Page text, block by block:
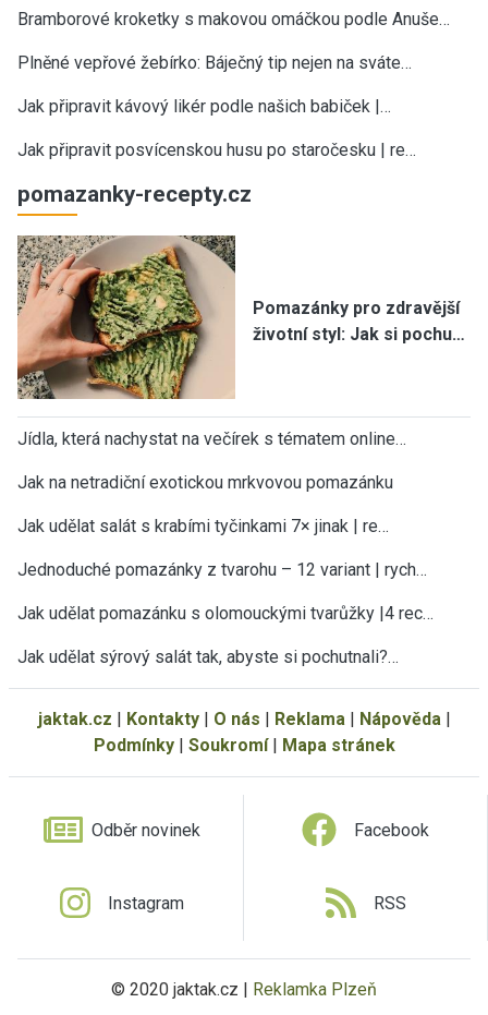
Bramborové kroketky s makovou omáčkou podle Anuše…
Plněné vepřové žebírko: Báječný tip nejen na sváte…
Jak připravit kávový likér podle našich babiček |…
Jak připravit posvícenskou husu po staročesku | re…
pomazanky-recepty.cz
Pomazánky pro zdravější
životní styl: Jak si pochu…
Jídla, která nachystat na večírek s tématem online…
Jak na netradiční exotickou mrkvovou pomazánku
Jak udělat salát s krabími tyčinkami 7× jinak | re…
Jednoduché pomazánky z tvarohu – 12 variant | rych…
Jak udělat pomazánku s olomouckými tvarůžky |4 rec…
Jak udělat sýrový salát tak, abyste si pochutnali?…
jaktak.cz | Kontakty| O nás | Reklama | Nápověda |
Podmínky| Soukromí| Mapa stránek
Odběr novinek Facebook
Instagram RSS
© 2020 jaktak.cz | Reklamka Plzeň